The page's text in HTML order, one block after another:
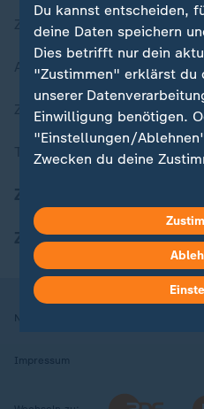
Zuletzt veröffentlicht
Aktuelle Sendungs-Videos
ZDFheute Stories
Themen im Überblick
ZDFheute Apps
Nutzungsbedingungen
Impressum
Du kannst entscheiden,
deine Daten speichern
Dies betrifft nur dein
"Zustimmen" erklärst du
unserer
Einwilligung benötigen.
"Einstellungen/
Zwecken du deine
in deinen Einstellungen
Hier findest du das
Weitere Informationen
Datenschutzerklärung.